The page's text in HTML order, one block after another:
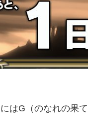
はG（のなれの果